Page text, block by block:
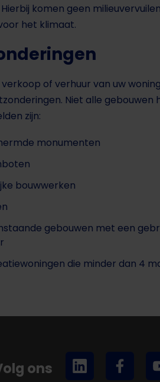
komen geen
het klimaat.
of verhuur van uw
Niet alle
zijn:
monumenten
bouwwerken
gebouwen met een
die minder dan 4
ons